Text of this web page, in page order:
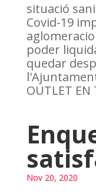
situació
Covid-19
poder
quedar
OUTLET EN
Nov 20, 2020